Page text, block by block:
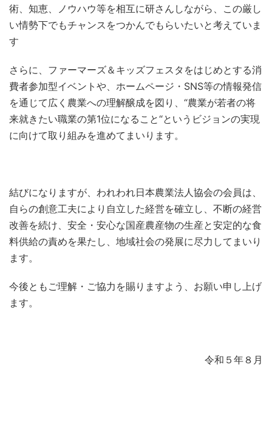
術、知恵、ノウハウ等を相互に研さんしながら、この厳し
い情勢下でもチャンスをつかんでもらいたいと考えていま
す
さらに、ファーマーズ＆キッズフェスタをはじめとする消
費者参加型イベントや、ホームページ・SNS等の情報発信
を通じて広く農業への理解醸成を図り、“農業が若者の将
来就きたい職業の第1位になること“というビジョンの実現
に向けて取り組みを進めてまいります。
結びになりますが、われわれ日本農業法人協会の会員は、
自らの創意工夫により自立した経営を確立し、不断の経営
改善を続け、安全・安心な国産農産物の生産と安定的な食
料供給の責めを果たし、地域社会の発展に尽力してまいり
ます。
今後ともご理解・ご協力を賜りますよう、お願い申し上げ
ます。
令和５年８月